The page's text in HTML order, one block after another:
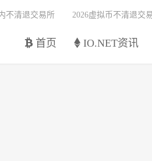
首页 IO.NET资讯
不清退交易所 2026虚拟币不清退交